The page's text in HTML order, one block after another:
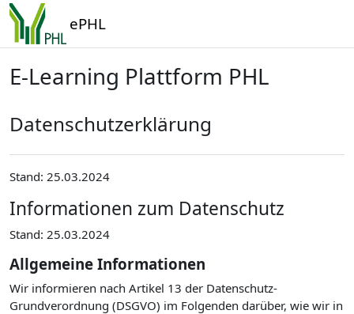
Zum Hauptinhalt
ePHL
E-Learning Plattform PHL
Datenschutzerklärung
Stand: 25.03.2024
Informationen zum Datenschutz
Stand: 25.03.2024
Allgemeine Informationen
Wir informieren nach Artikel 13 der Datenschutz-
Grundverordnung (DSGVO) im Folgenden darüber, wie wir in